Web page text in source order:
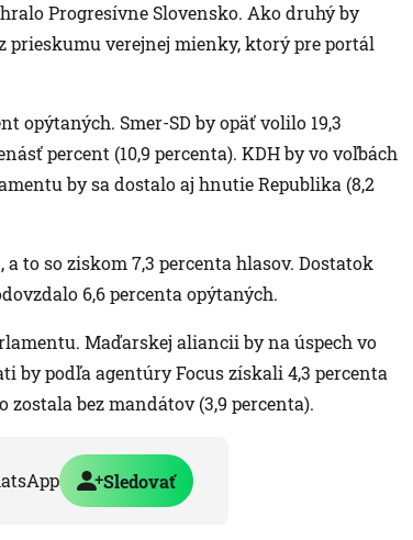
Progresívne Slovensko. Ako druhý by
prieskumu verejnej mienky, ktorý pre portál
opýtaných. Smer-SD by opäť volilo 19,3
percent (10,9 percenta). KDH by vo voľbách
by sa dostalo aj hnutie Republika (8,2
to so ziskom 7,3 percenta hlasov. Dostatok
6,6 percenta opýtaných.
Maďarskej aliancii by na úspech vo
by podľa agentúry Focus získali 4,3 percenta
bez mandátov (3,9 percenta).
Sledovať